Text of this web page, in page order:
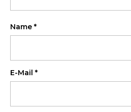
Name *
E-Mail *